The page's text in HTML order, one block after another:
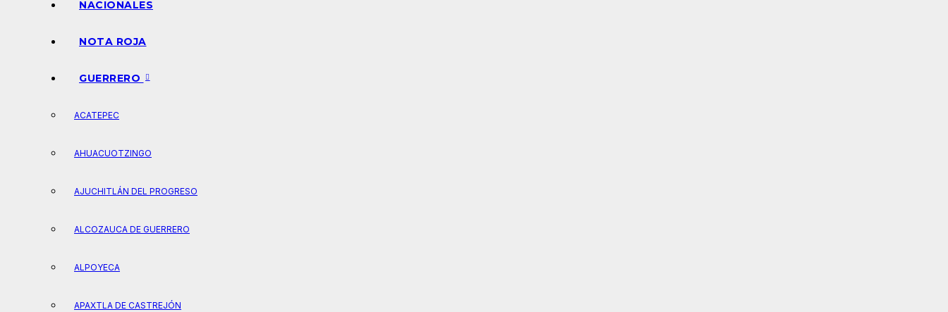
NACIONALES
NOTA ROJA
GUERRERO
ACATEPEC
AHUACUOTZINGO
AJUCHITLÁN DEL PROGRESO
ALCOZAUCA DE GUERRERO
ALPOYECA
APAXTLA DE CASTREJÓN